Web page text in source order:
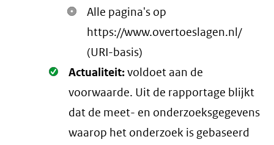
Alle pagina's op
https://www.overtoeslagen.nl/
(URI-basis)
Oké.
Actualiteit:voldoet aan de
voorwaarde. Uit de rapportage blijkt
dat de meet- en onderzoeksgegevens
waarop het onderzoek is gebaseerd